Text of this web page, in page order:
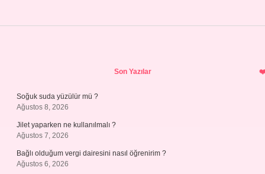
Son Yazılar
Soğuk suda yüzülür mü ?
Ağustos 8, 2026
Jilet yaparken ne kullanılmalı ?
Ağustos 7, 2026
Bağlı olduğum vergi dairesini nasıl öğrenirim ?
Ağustos 6, 2026